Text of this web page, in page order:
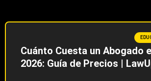
Cuánto Cuesta un Abogado
2026: Guía de Precios |